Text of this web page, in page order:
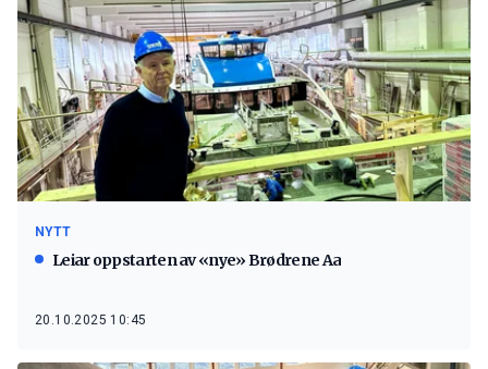
NYTT
Leiar oppstarten av «nye» Brødrene Aa
20.10.2025 10:45